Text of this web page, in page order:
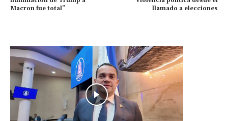
Macron fue total”
llamado a elecciones